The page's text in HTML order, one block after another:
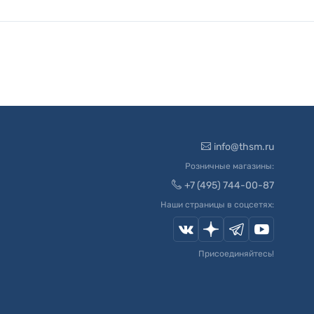
info@thsm.ru
Розничные магазины:
+7 (495) 744-00-87
Наши страницы в соцсетях:
Присоединяйтесь!